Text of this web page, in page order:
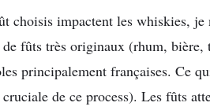
choisis impactent les whiskies, je
de fûts très originaux (rhum,
principalement françaises. Ce
cruciale de ce process). Les fûts